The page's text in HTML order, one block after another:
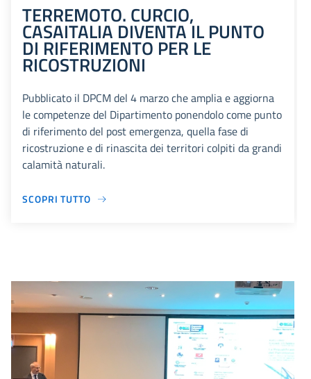
TERREMOTO. CURCIO,
CASAITALIA DIVENTA IL PUNTO
DI RIFERIMENTO PER LE
RICOSTRUZIONI
Pubblicato il DPCM del 4 marzo che amplia e aggiorna
le competenze del Dipartimento ponendolo come punto
di riferimento del post emergenza, quella fase di
ricostruzione e di rinascita dei territori colpiti da grandi
calamità naturali.
SCOPRI TUTTO